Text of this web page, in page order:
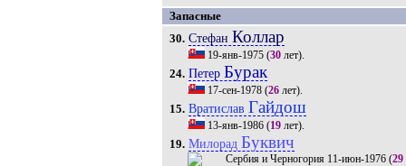
Запасные
30. Стефан Коллар
19-янв-1975(30лет).
24. Петер Бурак
17-сен-1978(26лет).
15. Вратислав Гайдош
13-янв-1986(19лет).
19. Милорад Буквич
11-июн-1976 (29